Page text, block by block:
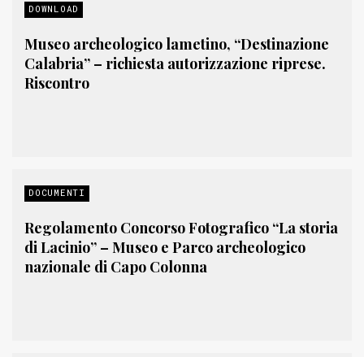
DOWNLOAD
Museo archeologico lametino, “Destinazione
Calabria” – richiesta autorizzazione riprese.
Riscontro
DOCUMENTI
Regolamento Concorso Fotografico “La storia
di Lacinio” – Museo e Parco archeologico
nazionale di Capo Colonna